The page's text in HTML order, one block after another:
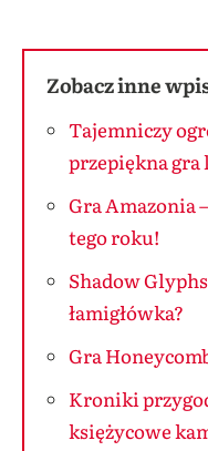
Zobacz inne
Tajemniczy
przepiękna gra
Gra Amazonia
tego roku!
Shadow Glyphs
łamigłówka?
Gra
Kroniki
księżycowe